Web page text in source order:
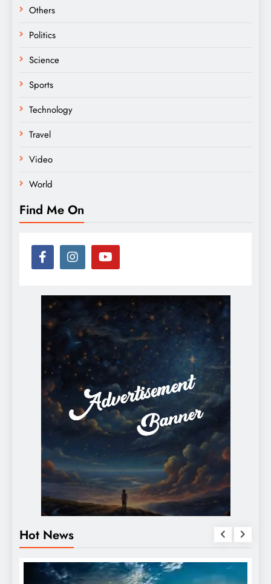
Others
Politics
Science
Sports
Technology
Travel
Video
World
Find Me On
Hot News